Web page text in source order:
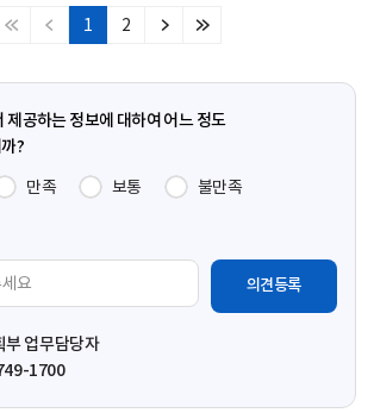
처
페
이
지
이
페
이
1 2
다
페
이
마
막
페
제공하는 정보에 대하여 어느 정도
?
만족 보통
불만족
부 업무담당자
1700